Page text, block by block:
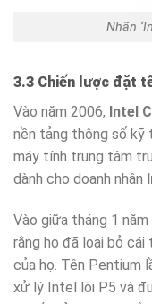
Nhãn
3.3 Chiến lược đặt
Vào năm 2006, Intel
nền tảng thông số kỹ
máy tính trung tâm
dành cho doanh nhân
Vào giữa tháng 1 năm
rằng họ đã loại bỏ cái
của họ. Tên Pentium
xử lý Intel lõi P5 và